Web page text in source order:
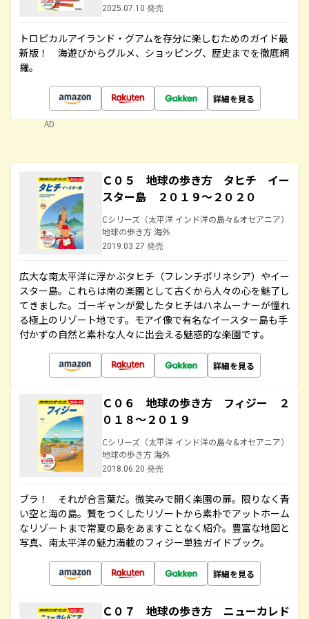
2025.07.10 発売
トロピカルアイランド・グアムを存分に楽しむためのガイド最
新版！ 海遊びからグルメ、ショッピング、歴史までを徹底網
羅。
詳細を見る
AD
Ｃ０５ 地球の歩き方 タヒチ イー
スター島 ２０１９～２０２０
Cシリーズ（太平洋 インド洋の島々&オセアニア）
地球の歩き方 海外
2019.03.27 発売
広大な南太平洋に浮かぶタヒチ（フレンチポリネシア）やイー
スター島。これらは南の楽園として古くから人々の心を魅了し
てきました。ゴーギャンが愛したタヒチはハネムーナーが憧れ
る極上のリゾート地です。モアイ像で有名なイースター島も手
付かずの自然と素朴な人々に出会える魅惑的な楽園です。
詳細を見る
Ｃ０６ 地球の歩き方 フィジー ２
０１８～２０１９
Cシリーズ（太平洋 インド洋の島々&オセアニア）
地球の歩き方 海外
2018.06.20 発売
ブラ！ それが合言葉だ。微笑みで開く楽園の扉。限りなく青
い空と海の島。贅をつくしたリゾートから素朴でアットホーム
なリゾートまで常夏の島をあますことなく紹介。豊富な地図と
写真、南太平洋の魅力満載のフィジー単独ガイドブック。
詳細を見る
Ｃ０７ 地球の歩き方 ニューカレド